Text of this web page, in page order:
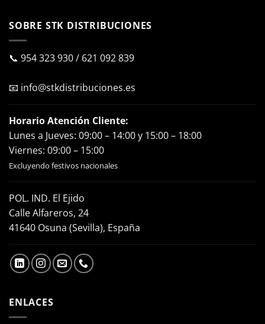
SOBRE STK DISTRIBUCIONES
📞 954 323 930/ 621 092 839
📧 info@stkdistribuciones.es
Horario Atención Cliente:
Lunes a Jueves: 09:00 – 14:00 y 15:00 – 18:00
Viernes: 09:00 – 15:00
Excluyendo festivos nacionales
POL. IND. El Ejido
Calle Alfareros, 24
41640 Osuna (Sevilla), España
ENLACES